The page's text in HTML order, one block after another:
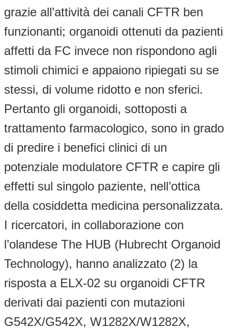
grazie all’attività dei canali CFTR ben
funzionanti; organoidi ottenuti da pazienti
affetti da FC invece non rispondono agli
stimoli chimici e appaiono ripiegati su se
stessi, di volume ridotto e non sferici.
Pertanto gli organoidi, sottoposti a
trattamento farmacologico, sono in grado
di predire i benefici clinici di un
potenziale modulatore CFTR e capire gli
effetti sul singolo paziente, nell’ottica
della cosiddetta medicina personalizzata.
I ricercatori, in collaborazione con
l’olandese The HUB (Hubrecht Organoid
Technology), hanno analizzato (2) la
risposta a ELX-02 su organoidi CFTR
derivati dai pazienti con mutazioni
G542X/G542X, W1282X/W1282X,